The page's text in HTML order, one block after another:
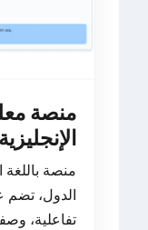
منصة
الإنجليزية
منصة
الدول، تضم
تفاعلية،